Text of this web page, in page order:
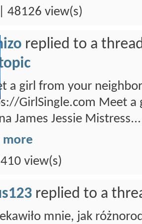
48126 view(s)
replied to a
a girl from your
GirlSingle.com Meet a
James Jessie Mistress...
more
view(s)
replied to a
mnie, jak